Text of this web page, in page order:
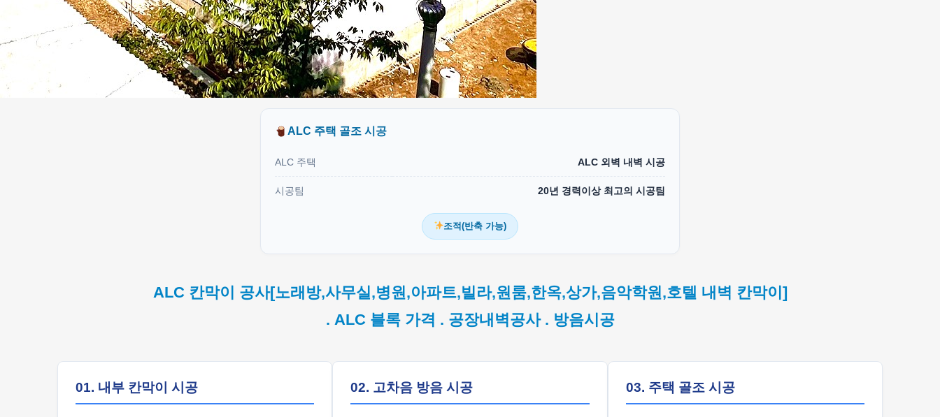
ALC 주택 골조 시공
ALC 주택 ALC 외벽 내벽 시공
시공팀 20년 경력이상 최고의 시공팀
조적(반축 가능)
ALC 칸막이 공사[노래방,사무실,병원,아파트,빌라,원룸,한옥,상가,음악학원,호텔 내벽 칸막이]
. ALC 블록 가격 . 공장내벽공사 . 방음시공
01. 내부 칸막이 시공 02. 고차음 방음 시공 03. 주택 골조 시공